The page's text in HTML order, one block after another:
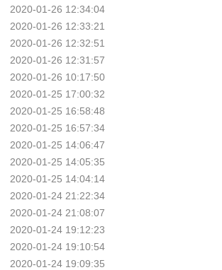
2020-01-26 12:34:04
2020-01-26 12:33:21
2020-01-26 12:32:51
2020-01-26 12:31:57
2020-01-26 10:17:50
2020-01-25 17:00:32
2020-01-25 16:58:48
2020-01-25 16:57:34
2020-01-25 14:06:47
2020-01-25 14:05:35
2020-01-25 14:04:14
2020-01-24 21:22:34
2020-01-24 21:08:07
2020-01-24 19:12:23
2020-01-24 19:10:54
2020-01-24 19:09:35